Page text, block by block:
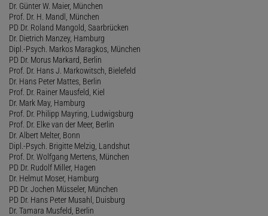
Dr. Günter W. Maier, München
Prof. Dr. H. Mandl, München
PD Dr. Roland Mangold, Saarbrücken
Dr. Dietrich Manzey, Hamburg
Dipl.-Psych. Markos Maragkos, München
PD Dr. Morus Markard, Berlin
Prof. Dr. Hans J. Markowitsch, Bielefeld
Dr. Hans Peter Mattes, Berlin
Prof. Dr. Rainer Mausfeld, Kiel
Dr. Mark May, Hamburg
Prof. Dr. Philipp Mayring, Ludwigsburg
Prof. Dr. Elke van der Meer, Berlin
Dr. Albert Melter, Bonn
Dipl.-Psych. Brigitte Melzig, Landshut
Prof. Dr. Wolfgang Mertens, München
PD Dr. Rudolf Miller, Hagen
Dr. Helmut Moser, Hamburg
PD Dr. Jochen Müsseler, München
PD Dr. Hans Peter Musahl, Duisburg
Dr. Tamara Musfeld, Berlin